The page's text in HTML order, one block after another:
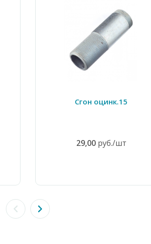
Сгон оцинк.15
29,00руб./шт